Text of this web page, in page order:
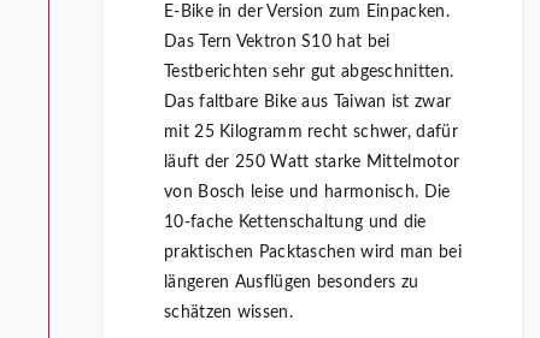
E-Bike in der Version zum Einpacken.
Das Tern Vektron S10 hat bei
Testberichten sehr gut abgeschnitten.
Das faltbare Bike aus Taiwan ist zwar
mit 25 Kilogramm recht schwer, dafür
läuft der 250 Watt starke Mittelmotor
von Bosch leise und harmonisch. Die
10-fache Kettenschaltung und die
praktischen Packtaschen wird man bei
längeren Ausflügen besonders zu
schätzen wissen.